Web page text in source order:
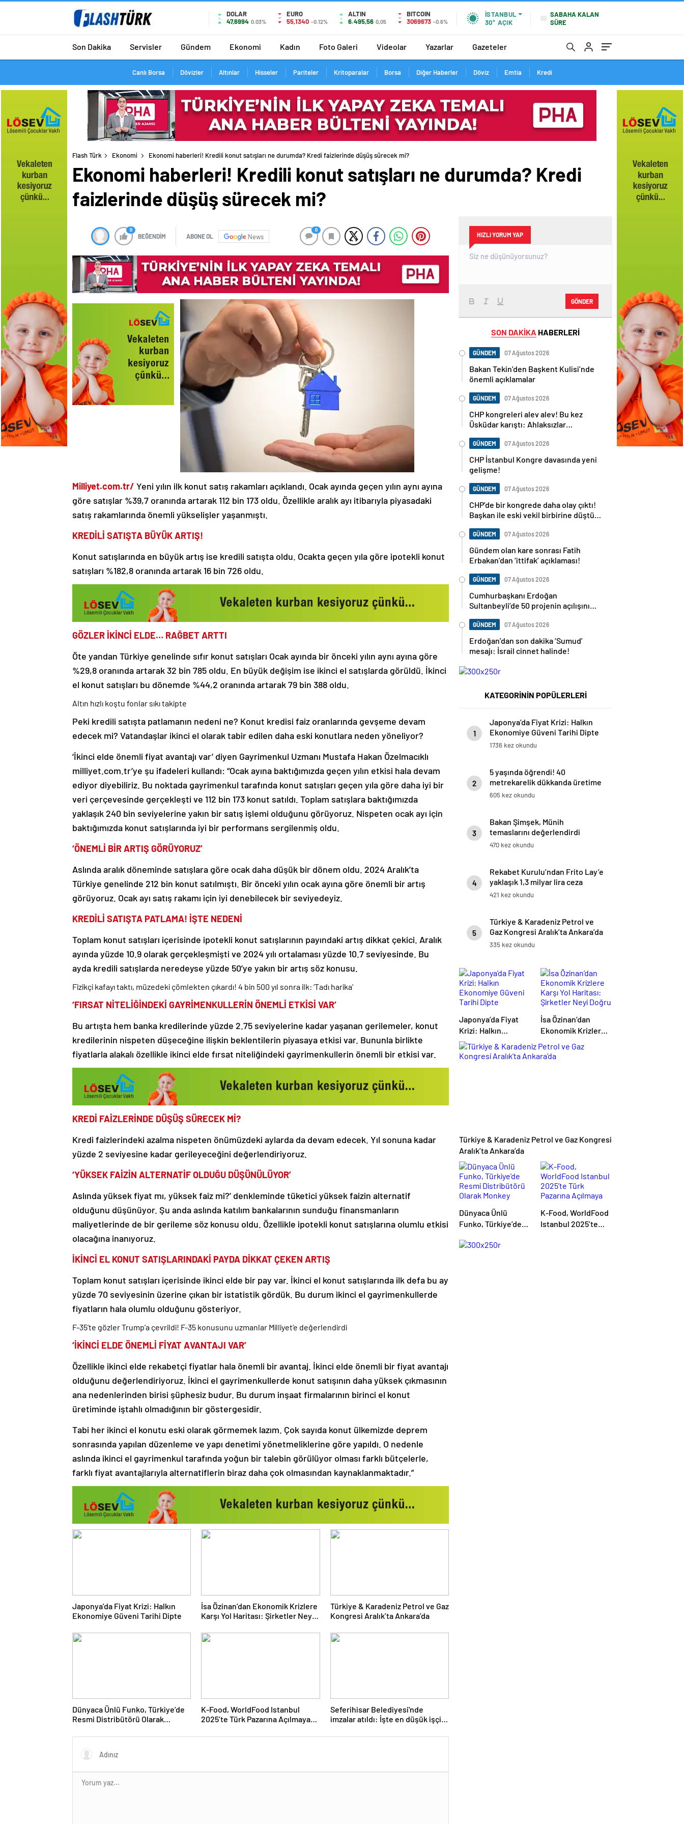
DOLAR
47,6994 0.03%
EURO
55,1340 -0.12%
ALTIN
6.495,56 0,05
BITCOIN
3069673 -0.6%
İSTANBUL
30° AÇIK
SABAHA KALAN
SÜRE
Son Dakika Servisler Gündem Ekonomi Kadın Foto Galeri Videolar Yazarlar Gazeteler
Canlı Borsa Dövizler Altınlar Hisseler Pariteler Kritoparalar Borsa Diğer Haberler Döviz Emtia Kredi
Flash Türk Ekonomi Ekonomi haberleri! Kredili konut satışları ne durumda? Kredi faizlerinde düşüş sürecek mi?
Ekonomi haberleri! Kredili konut satışları ne durumda? Kredi
faizlerinde düşüş sürecek mi?
0
BEĞENDİM ABONE OL News
0
Milliyet.com.tr/ Yeni yılın ilk konut satış rakamları açıklandı. Ocak ayında geçen yılın aynı ayına
göre satışlar %39,7 oranında artarak 112 bin 173 oldu. Özellikle aralık ayı itibarıyla piyasadaki
satış rakamlarında önemli yükselişler yaşanmıştı.
KREDİLİ SATIŞTA BÜYÜK ARTIŞ!
Konut satışlarında en büyük artış ise kredili satışta oldu. Ocakta geçen yıla göre ipotekli konut
satışları %182,8 oranında artarak 16 bin 726 oldu.
GÖZLER İKİNCİ ELDE… RAĞBET ARTTI
Öte yandan Türkiye genelinde sıfır konut satışları Ocak ayında bir önceki yılın aynı ayına göre
%29,8 oranında artarak 32 bin 785 oldu. En büyük değişim ise ikinci el satışlarda görüldü. İkinci
el konut satışları bu dönemde %44,2 oranında artarak 79 bin 388 oldu.
Altın hızlı koştu fonlar sıkı takipte
Peki kredili satışta patlamanın nedeni ne? Konut kredisi faiz oranlarında gevşeme devam
edecek mi? Vatandaşlar ikinci el olarak tabir edilen daha eski konutlara neden yöneliyor?
‘İkinci elde önemli fiyat avantajı var’ diyen Gayrimenkul Uzmanı Mustafa Hakan Özelmacıklı
milliyet.com.tr’ye şu ifadeleri kullandı: “Ocak ayına baktığımızda geçen yılın etkisi hala devam
ediyor diyebiliriz. Bu noktada gayrimenkul tarafında konut satışları geçen yıla göre daha iyi bir
veri çerçevesinde gerçekleşti ve 112 bin 173 konut satıldı. Toplam satışlara baktığımızda
yaklaşık 240 bin seviyelerine yakın bir satış işlemi olduğunu görüyoruz. Nispeten ocak ayı için
baktığımızda konut satışlarında iyi bir performans sergilenmiş oldu.
‘ÖNEMLİ BİR ARTIŞ GÖRÜYORUZ’
Aslında aralık döneminde satışlara göre ocak daha düşük bir dönem oldu. 2024 Aralık’ta
Türkiye genelinde 212 bin konut satılmıştı. Bir önceki yılın ocak ayına göre önemli bir artış
görüyoruz. Ocak ayı satış rakamı için iyi denebilecek bir seviyedeyiz.
KREDİLİ SATIŞTA PATLAMA! İŞTE NEDENİ
Toplam konut satışları içerisinde ipotekli konut satışlarının payındaki artış dikkat çekici. Aralık
ayında yüzde 10.9 olarak gerçekleşmişti ve 2024 yılı ortalaması yüzde 10.7 seviyesinde. Bu
ayda kredili satışlarda neredeyse yüzde 50’ye yakın bir artış söz konusu.
Fizikçi kafayı taktı, müzedeki çömlekten çıkardı! 4 bin 500 yıl sonra ilk: ‘Tadı harika’
‘FIRSAT NİTELİĞİNDEKİ GAYRİMENKULLERİN ÖNEMLİ ETKİSİ VAR’
Bu artışta hem banka kredilerinde yüzde 2.75 seviyelerine kadar yaşanan gerilemeler, konut
kredilerinin nispeten düşeceğine ilişkin beklentilerin piyasaya etkisi var. Bununla birlikte
fiyatlarla alakalı özellikle ikinci elde fırsat niteliğindeki gayrimenkullerin önemli bir etkisi var.
KREDİ FAİZLERİNDE DÜŞÜŞ SÜRECEK Mİ?
Kredi faizlerindeki azalma nispeten önümüzdeki aylarda da devam edecek. Yıl sonuna kadar
yüzde 2 seviyesine kadar gerileyeceğini değerlendiriyoruz.
‘YÜKSEK FAİZİN ALTERNATİF OLDUĞU DÜŞÜNÜLÜYOR’
Aslında yüksek fiyat mı, yüksek faiz mi?’ denkleminde tüketici yüksek faizin alternatif
olduğunu düşünüyor. Şu anda aslında katılım bankalarının sunduğu finansmanların
maliyetlerinde de bir gerileme söz konusu oldu. Özellikle ipotekli konut satışlarına olumlu etkisi
olacağına inanıyoruz.
İKİNCİ EL KONUT SATIŞLARINDAKİ PAYDA DİKKAT ÇEKEN ARTIŞ
Toplam konut satışları içerisinde ikinci elde bir pay var. İkinci el konut satışlarında ilk defa bu ay
yüzde 70 seviyesinin üzerine çıkan bir istatistik gördük. Bu durum ikinci el gayrimenkullerde
fiyatların hala olumlu olduğunu gösteriyor.
F-35’te gözler Trump’a çevrildi! F-35 konusunu uzmanlar Milliyet’e değerlendirdi
‘İKİNCİ ELDE ÖNEMLİ FİYAT AVANTAJI VAR’
Özellikle ikinci elde rekabetçi fiyatlar hala önemli bir avantaj. İkinci elde önemli bir fiyat avantajı
olduğunu değerlendiriyoruz. İkinci el gayrimenkullerde konut satışının daha yüksek çıkmasının
ana nedenlerinden birisi şüphesiz budur. Bu durum inşaat firmalarının birinci el konut
üretiminde iştahlı olmadığının bir göstergesidir.
Tabi her ikinci el konutu eski olarak görmemek lazım. Çok sayıda konut ülkemizde deprem
sonrasında yapılan düzenleme ve yapı denetimi yönetmeliklerine göre yapıldı. O nedenle
aslında ikinci el gayrimenkul tarafında yoğun bir talebin görülüyor olması farklı bütçelerle,
farklı fiyat avantajlarıyla alternatiflerin biraz daha çok olmasından kaynaklanmaktadır.”
Japonya’da Fiyat Krizi: Halkın
Ekonomiye Güveni Tarihi Dipte
İsa Özinan’dan Ekonomik Krizlere
Karşı Yol Haritası: Şirketler Neyi
Türkiye & Karadeniz Petrol ve Gaz
Kongresi Aralık’ta Ankara’da
Dünyaca Ünlü Funko, Türkiye’de
Resmi Distribütörü Olarak
K-Food, WorldFood Istanbul
2025’te Türk Pazarına Açılmaya
Seferihisar Belediyesi'nde
imzalar atıldı: İşte en düşük işçi
HIZLI YORUM YAP
GÖNDER
SON DAKİKA HABERLERİ
GÜNDEM 07 Ağustos 2026
Bakan Tekin’den Başkent Kulisi’nde
önemli açıklamalar
GÜNDEM 07 Ağustos 2026
CHP kongreleri alev alev! Bu kez
Üsküdar karıştı: Ahlaksızlar…
GÜNDEM 07 Ağustos 2026
CHP İstanbul Kongre davasında yeni
gelişme!
GÜNDEM 07 Ağustos 2026
CHP’de bir kongrede daha olay çıktı!
Başkan ile eski vekil birbirine düştü…
GÜNDEM 07 Ağustos 2026
Gündem olan kare sonrası Fatih
Erbakan’dan ‘ittifak’ açıklaması!
GÜNDEM 07 Ağustos 2026
Cumhurbaşkanı Erdoğan
Sultanbeyli’de 50 projenin açılışını
GÜNDEM 07 Ağustos 2026
Erdoğan’dan son dakika ‘Sumud’
mesajı: İsrail cinnet halinde!
KATEGORİNİN POPÜLERLERİ
1
Japonya’da Fiyat Krizi: Halkın
Ekonomiye Güveni Tarihi Dipte
1736 kez okundu
2
5 yaşında öğrendi! 40
metrekarelik dükkanda üretime
başladı: ‘Amerika’dan bile
605 kez okundu
3
Bakan Şimşek, Münih
temaslarını değerlendirdi
470 kez okundu
4
Rekabet Kurulu’ndan Frito Lay’e
yaklaşık 1,3 milyar lira ceza
421 kez okundu
5
Türkiye & Karadeniz Petrol ve
Gaz Kongresi Aralık’ta Ankara’da
335 kez okundu
Japonya’da Fiyat
Krizi: Halkın
Ekonomiye Güveni
Tarihi Dipte
İsa Özinan’dan
Ekonomik Krizlere
Karşı Yol Haritası:
Şirketler Neyi
Türkiye & Karadeniz Petrol ve Gaz Kongresi
Aralık’ta Ankara’da
Dünyaca Ünlü
Funko, Türkiye’de
Olarak Monkey
K-Food, WorldFood
Istanbul 2025’te